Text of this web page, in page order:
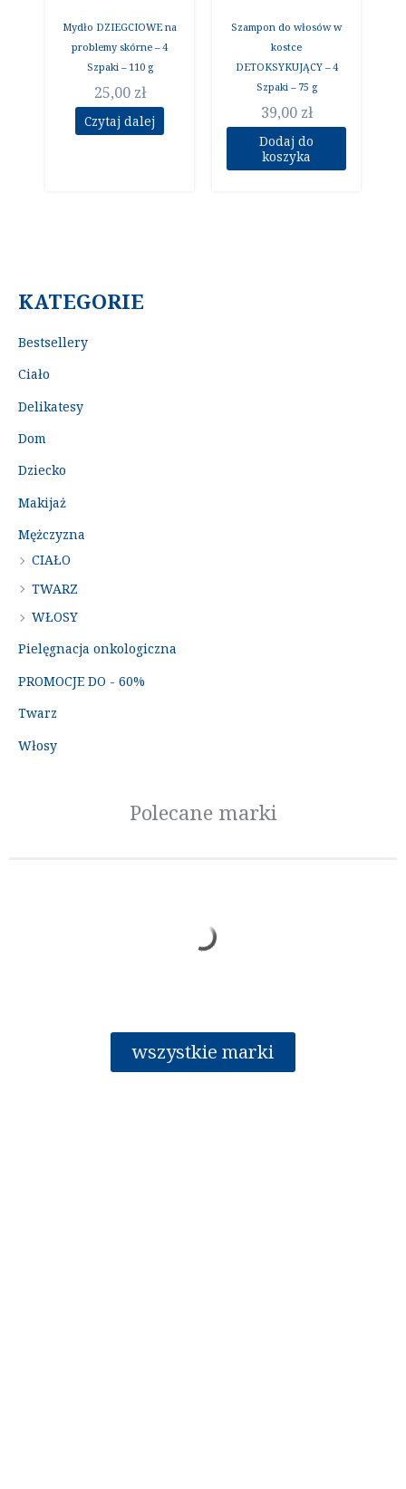
KATEGORIE
Bestsellery
Ciało
Delikatesy
Dom
Dziecko
Makijaż
Mężczyzna
CIAŁO
TWARZ
WŁOSY
Pielęgnacja onkologiczna
PROMOCJE DO - 60%
Twarz
Włosy
Mydło DZIEGCIOWE na
problemy skórne – 4
Szpaki – 110 g
25,00 zł
Czytaj dalej
Szampon do włosów w
kostce
DETOKSYKUJĄCY – 4
Szpaki – 75 g
39,00 zł
Dodaj do
koszyka
Polecane marki
wszystkie marki